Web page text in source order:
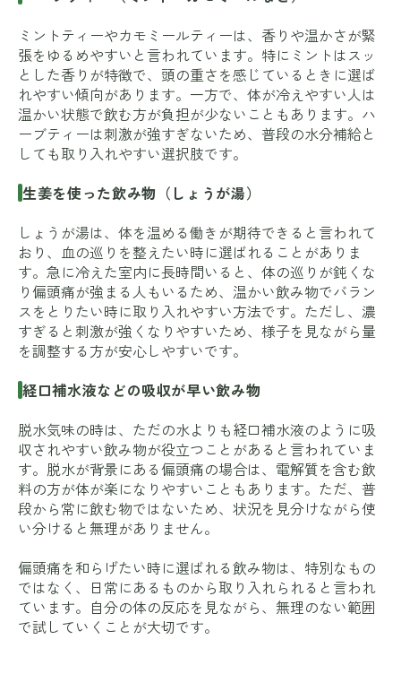
ミントティーやカモミールティーは、香りや温かさが緊
張をゆるめやすいと言われています。特にミントはスッ
とした香りが特徴で、頭の重さを感じているときに選ば
れやすい傾向があります。一方で、体が冷えやすい人は
温かい状態で飲む方が負担が少ないこともあります。ハ
ーブティーは刺激が強すぎないため、普段の水分補給と
しても取り入れやすい選択肢です。
生姜を使った飲み物（しょうが湯）
しょうが湯は、体を温める働きが期待できると言われて
おり、血の巡りを整えたい時に選ばれることがありま
す。急に冷えた室内に長時間いると、体の巡りが鈍くな
り偏頭痛が強まる人もいるため、温かい飲み物でバラン
スをとりたい時に取り入れやすい方法です。ただし、濃
すぎると刺激が強くなりやすいため、様子を見ながら量
を調整する方が安心しやすいです。
経口補水液などの吸収が早い飲み物
脱水気味の時は、ただの水よりも経口補水液のように吸
収されやすい飲み物が役立つことがあると言われていま
す。脱水が背景にある偏頭痛の場合は、電解質を含む飲
料の方が体が楽になりやすいこともあります。ただ、普
段から常に飲む物ではないため、状況を見分けながら使
い分けると無理がありません。
偏頭痛を和らげたい時に選ばれる飲み物は、特別なもの
ではなく、日常にあるものから取り入れられると言われ
ています。自分の体の反応を見ながら、無理のない範囲
で試していくことが大切です。